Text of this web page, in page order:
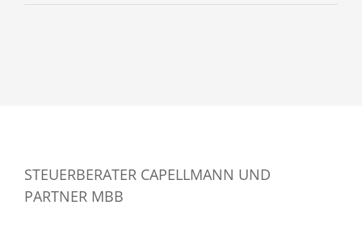
STEUERBERATER CAPELLMANN UND
PARTNER MBB